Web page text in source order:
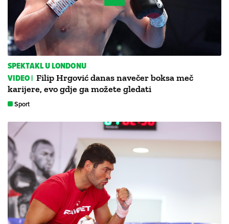
SPEKTAKL U LONDONU
VIDEO | Filip Hrgović danas navečer boksa meč
karijere, evo gdje ga možete gledati
Sport